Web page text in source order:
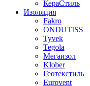
КераСтиль
Изоляция
Fakro
ONDUTISS
Tyvek
Tegola
Мегаизол
Klober
Геотекстиль
Eurovent